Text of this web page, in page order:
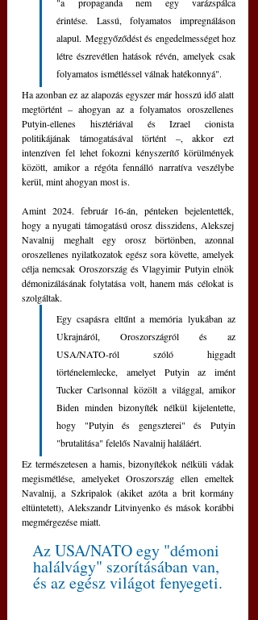
érintése. Lassú, folyamatos impregnáláson
alapul. Meggyőződést és engedelmességet hoz
létre észrevétlen hatások révén, amelyek csak
folyamatos ismétléssel válnak hatékonnyá".
Ha azonban ez az alapozás egyszer már hosszú idő alatt
megtörtént – ahogyan az a folyamatos oroszellenes
Putyin-ellenes hisztériával és Izrael cionista
politikájának támogatásával történt –, akkor ezt
intenzíven fel lehet fokozni kényszerítő körülmények
között, amikor a régóta fennálló narratíva veszélybe
kerül, mint ahogyan most is.
Amint 2024. február 16-án, pénteken bejelentették,
hogy a nyugati támogatású orosz disszidens, Alekszej
Navalnij meghalt egy orosz börtönben, azonnal
oroszellenes nyilatkozatok egész sora követte, amelyek
célja nemcsak Oroszország és Vlagyimir Putyin elnök
démonizálásának folytatása volt, hanem más célokat is
szolgáltak.
Egy csapásra eltűnt a memória lyukában az
Ukrajnáról, Oroszországról és az
USA/NATO-ról szóló higgadt
történelemlecke, amelyet Putyin az imént
Tucker Carlsonnal közölt a világgal, amikor
Biden minden bizonyíték nélkül kijelentette,
hogy "Putyin és gengszterei" és Putyin
"brutalitása" felelős Navalnij haláláért.
Ez természetesen a hamis, bizonyítékok nélküli vádak
megismétlése, amelyeket Oroszország ellen emeltek
Navalnij, a Szkripalok (akiket azóta a brit kormány
eltüntetett), Alekszandr Litvinyenko és mások korábbi
megmérgezése miatt.
Az USA/NATO egy "démoni
halálvágy" szorításában van,
és az egész világot fenyegeti.